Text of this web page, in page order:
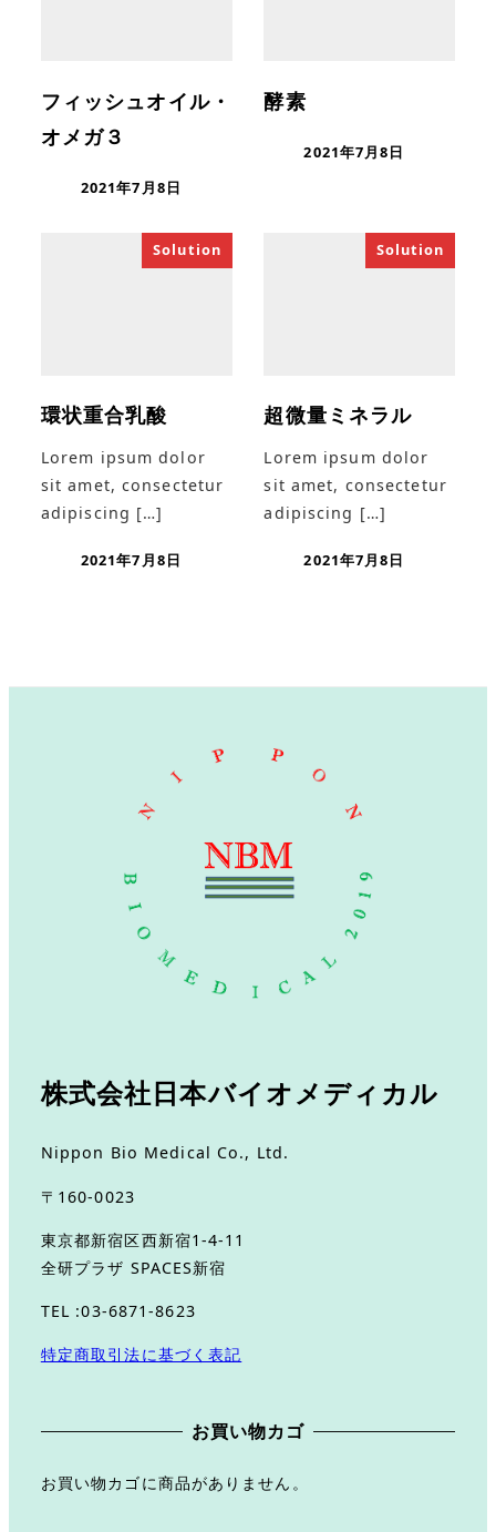
フィッシュオイル・
オメガ３
2021年7月8日
酵素
2021年7月8日
Solution
環状重合乳酸
Lorem ipsum dolor
sit amet, consectetur
adipiscing […]
2021年7月8日
Solution
超微量ミネラル
Lorem ipsum dolor
sit amet, consectetur
adipiscing […]
2021年7月8日
株式会社日本バイオメディカル
Nippon Bio Medical Co., Ltd.
〒160-0023
東京都新宿区西新宿1-4-11
全研プラザ SPACES新宿
TEL :03-6871-8623
特定商取引法に基づく表記
お買い物カゴ
お買い物カゴに商品がありません。